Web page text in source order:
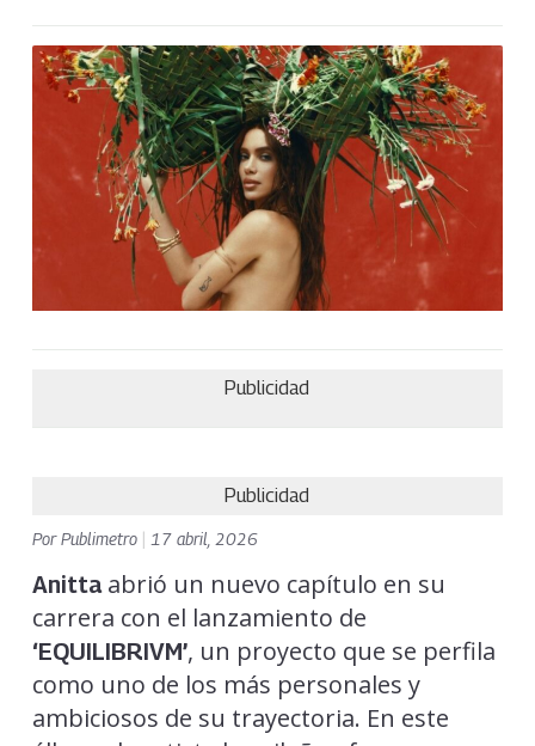
Publicidad
Publicidad
PorPublimetro 17 abril, 2026
Anittaabrió un nuevo capítulo en su
carrera con el lanzamiento de
‘EQUILIBRIVM’, un proyecto que se perfila
como uno de los más personales y
ambiciosos de su trayectoria. En este